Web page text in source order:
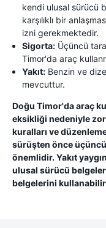
kendi ulusal sürücü
karşılıklı bir
izni gerekmektedir.
Sigorta: Üçüncü
Timor'da araç
Yakıt: Benzin ve
mevcuttur.
Doğu Timor'da araç
eksikliği nedeniyle
kuralları ve
sürüşten önce üçüncü
önemlidir. Yakıt
ulusal sürücü
belgelerini